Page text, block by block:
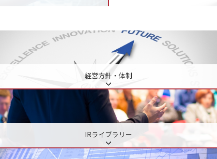
経営方針・体制
IRライブラリー